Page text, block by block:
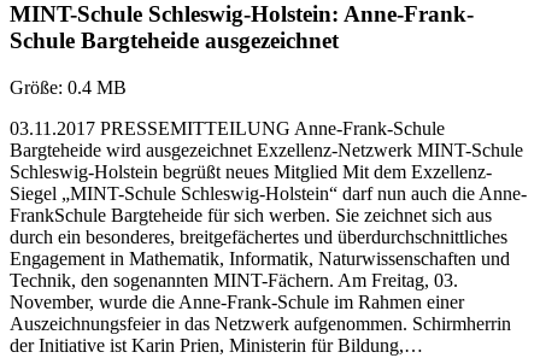
MINT-Schule Schleswig-Holstein: Anne-Frank-
Schule Bargteheide ausgezeichnet
Größe: 0.4 MB
03.11.2017 PRESSEMITTEILUNG Anne-Frank-Schule
Bargteheide wird ausgezeichnet Exzellenz-Netzwerk MINT-Schule
Schleswig-Holstein begrüßt neues Mitglied Mit dem Exzellenz-
Siegel „MINT-Schule Schleswig-Holstein“ darf nun auch die Anne-
FrankSchule Bargteheide für sich werben. Sie zeichnet sich aus
durch ein besonderes, breitgefächertes und überdurchschnittliches
Engagement in Mathematik, Informatik, Naturwissenschaften und
Technik, den sogenannten MINT-Fächern. Am Freitag, 03.
November, wurde die Anne-Frank-Schule im Rahmen einer
Auszeichnungsfeier in das Netzwerk aufgenommen. Schirmherrin
der Initiative ist Karin Prien, Ministerin für Bildung,…